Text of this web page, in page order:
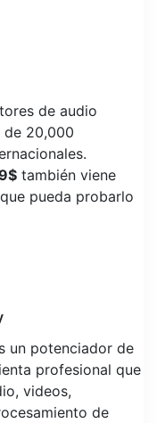
de audio
de 20,000
también viene
pueda probarlo
un potenciador de
profesional que
videos,
de